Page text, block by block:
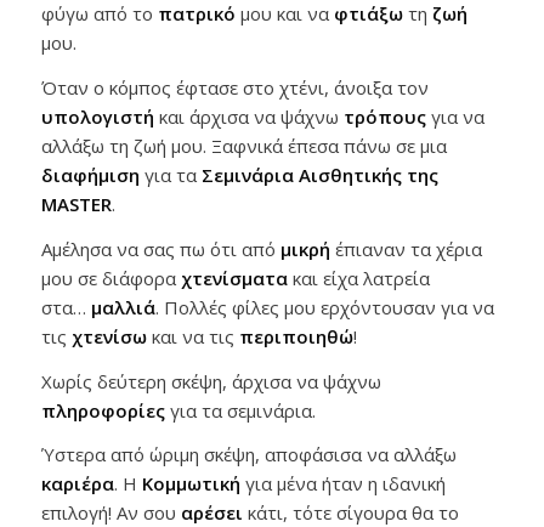
φύγω από το πατρικό μου και να φτιάξωτη ζωή
μου.
Όταν ο κόμπος έφτασε στο χτένι, άνοιξα τον
υπολογιστή και άρχισα να ψάχνω τρόπουςγια να
αλλάξω τη ζωή μου. Ξαφνικά έπεσα πάνω σε μια
διαφήμιση για τα Σεμινάρια Αισθητικής της
MASTER.
Αμέλησα να σας πω ότι από μικρή έπιαναν τα χέρια
μου σε διάφορα χτενίσματακαι είχα λατρεία
στα… μαλλιά. Πολλές φίλες μου ερχόντουσαν για να
τις χτενίσωκαι να τις περιποιηθώ!
Χωρίς δεύτερη σκέψη, άρχισα να ψάχνω
πληροφορίεςγια τα σεμινάρια.
Ύστερα από ώριμη σκέψη, αποφάσισα να αλλάξω
καριέρα. Η Κομμωτική για μένα ήταν η ιδανική
επιλογή! Αν σου αρέσει κάτι, τότε σίγουρα θα το